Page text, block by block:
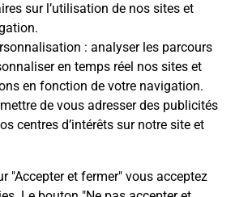
sur l’utilisation de nos sites et
: analyser les parcours
en temps réel nos sites et
en fonction de votre navigation.
de vous adresser des publicités
centres d’intérêts sur notre site et
"Accepter et fermer" vous acceptez
Poste participe-t-elle
au quotidien ?
mon code de la route
et sous quelles